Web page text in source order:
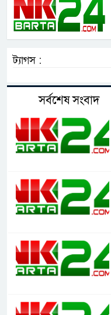
ট্যাগস :
সর্বশেষ সংবাদ